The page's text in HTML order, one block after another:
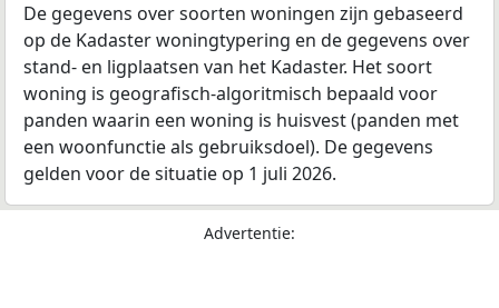
De gegevens over soorten woningen zijn gebaseerd
op de Kadaster woningtypering en de gegevens over
stand- en ligplaatsen van het Kadaster. Het soort
woning is geografisch-algoritmisch bepaald voor
panden waarin een woning is huisvest (panden met
een woonfunctie als gebruiksdoel). De gegevens
gelden voor de situatie op 1 juli 2026.
Advertentie: